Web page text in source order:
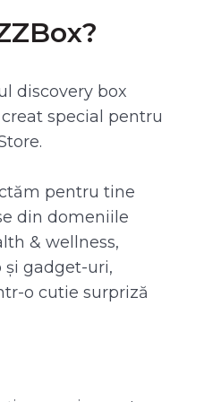
discovery box
special pentru
pentru tine
din domeniile
& wellness,
gadget-uri,
o cutie surpriză